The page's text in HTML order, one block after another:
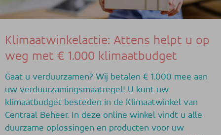
Klimaatwinkelactie: Attens helpt u op
weg met € 1.000 klimaatbudget
Gaat u verduurzamen? Wij betalen € 1.000 mee aan
uw verduurzamingsmaatregel! U kunt uw
klimaatbudget besteden in de Klimaatwinkel van
Centraal Beheer. In deze online winkel vindt u alle
duurzame oplossingen en producten voor uw